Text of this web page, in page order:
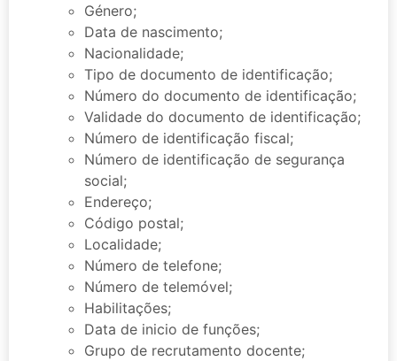
Género;
Data de nascimento;
Nacionalidade;
Tipo de documento de identificação;
Número do documento de identificação;
Validade do documento de identificação;
Número de identificação fiscal;
Número de identificação de segurança
social;
Endereço;
Código postal;
Localidade;
Número de telefone;
Número de telemóvel;
Habilitações;
Data de inicio de funções;
Grupo de recrutamento docente;